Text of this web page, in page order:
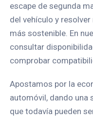
escape de segunda
del vehículo y
más sostenible. En
consultar
comprobar
Apostamos por la
automóvil, dando una
que todavía pueden